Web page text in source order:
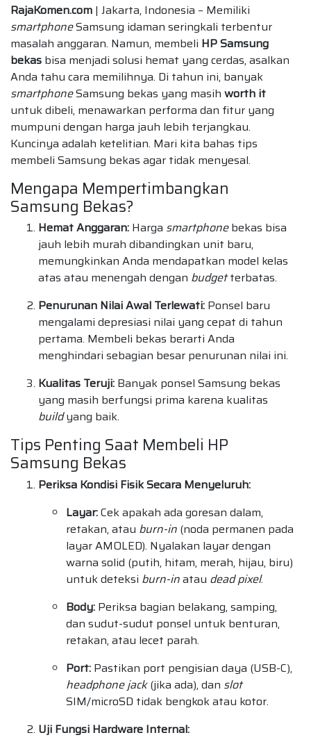
RajaKomen.com | Jakarta, Indonesia – Memiliki
smartphoneSamsung idaman seringkali terbentur
masalah anggaran. Namun, membeli HP Samsung
bekas bisa menjadi solusi hemat yang cerdas, asalkan
Anda tahu cara memilihnya. Di tahun ini, banyak
smartphoneSamsung bekas yang masih worth it
untuk dibeli, menawarkan performa dan fitur yang
mumpuni dengan harga jauh lebih terjangkau.
Kuncinya adalah ketelitian. Mari kita bahas tips
membeli Samsung bekas agar tidak menyesal.
Mengapa Mempertimbangkan
Samsung Bekas?
Hemat Anggaran: Harga smartphonebekas bisa
jauh lebih murah dibandingkan unit baru,
memungkinkan Anda mendapatkan model kelas
atas atau menengah dengan budgetterbatas.
Penurunan Nilai Awal Terlewati: Ponsel baru
mengalami depresiasi nilai yang cepat di tahun
pertama. Membeli bekas berarti Anda
menghindari sebagian besar penurunan nilai ini.
Kualitas Teruji: Banyak ponsel Samsung bekas
yang masih berfungsi prima karena kualitas
buildyang baik.
Tips Penting Saat Membeli HP
Samsung Bekas
Periksa Kondisi Fisik Secara Menyeluruh:
Layar:Cek apakah ada goresan dalam,
retakan, atau burn-in (noda permanen pada
layar AMOLED). Nyalakan layar dengan
warna solid (putih, hitam, merah, hijau, biru)
untuk deteksi burn-inatau dead pixel.
Body: Periksa bagian belakang, samping,
dan sudut-sudut ponsel untuk benturan,
retakan, atau lecet parah.
Port: Pastikan port pengisian daya (USB-C),
headphone jack(jika ada), dan slot
SIM/microSD tidak bengkok atau kotor.
Uji Fungsi Hardware Internal: